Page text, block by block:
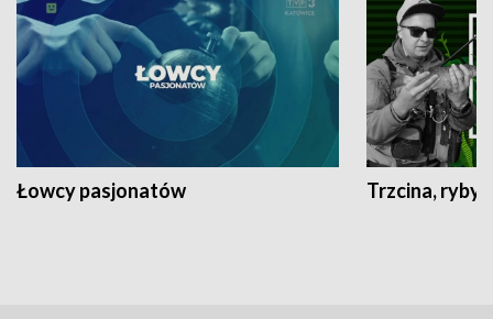
Łowcy pasjonatów Trzcina, ryby